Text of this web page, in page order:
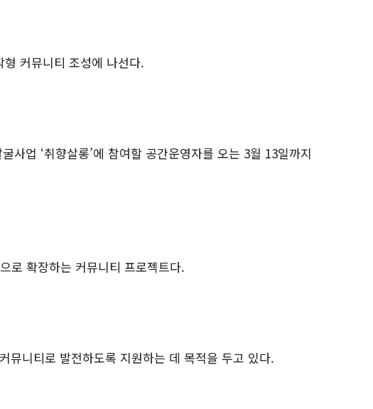
커뮤니티 조성에 나선다.
업 ‘취향살롱’에 참여할 공간운영자를 오는 3월 13일까지
로 확장하는 커뮤니티 프로젝트다.
뮤니티로 발전하도록 지원하는 데 목적을 두고 있다.